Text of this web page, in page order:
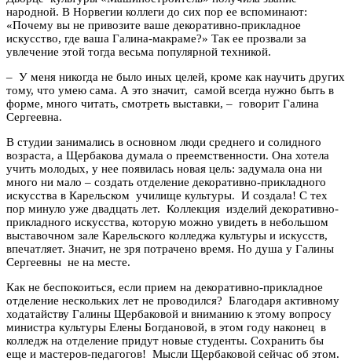
народной. В Норвегии коллеги до сих пор ее вспоминают:
«Почему вы не привозите ваше декоративно-прикладное
искусство, где ваша Галина-макраме?» Так ее прозвали за
увлечение этой тогда весьма популярной техникой.
– У меня никогда не было иных целей, кроме как научить других
тому, что умею сама. А это значит, самой всегда нужно быть в
форме, много читать, смотреть выставки, – говорит Галина
Сергеевна.
В студии занимались в основном люди среднего и солидного
возраста, а Щербакова думала о преемственности. Она хотела
учить молодых, у нее появилась новая цель: задумала она ни
много ни мало – создать отделение декоративно-прикладного
искусства в Карельском училище культуры. И создала! С тех
пор минуло уже двадцать лет. Коллекция изделий декоративно-
прикладного искусства, которую можно увидеть в небольшом
выставочном зале Карельского колледжа культуры и искусств,
впечатляет. Значит, не зря потрачено время. Но душа у Галины
Сергеевны не на месте.
Как не беспокоиться, если прием на декоративно-прикладное
отделение нескольких лет не проводился? Благодаря активному
ходатайству Галины Щербаковой и вниманию к этому вопросу
министра культуры Елены Богдановой, в этом году наконец в
колледж на отделение придут новые студенты. Сохранить бы
еще и мастеров-педагогов! Мысли Щербаковой сейчас об этом.